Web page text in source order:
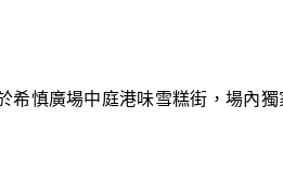
慎廣場中庭港味雪糕街，場內